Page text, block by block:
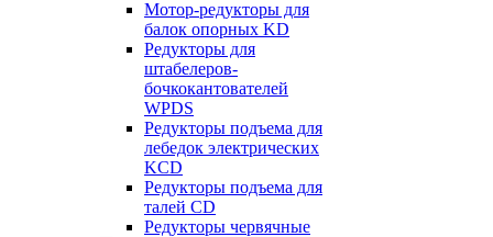
Мотор-редукторы для
балок опорных KD
Редукторы для
штабелеров-
бочкокантователей
WPDS
Редукторы подъема для
лебедок электрических
KCD
Редукторы подъема для
талей CD
Редукторы червячные